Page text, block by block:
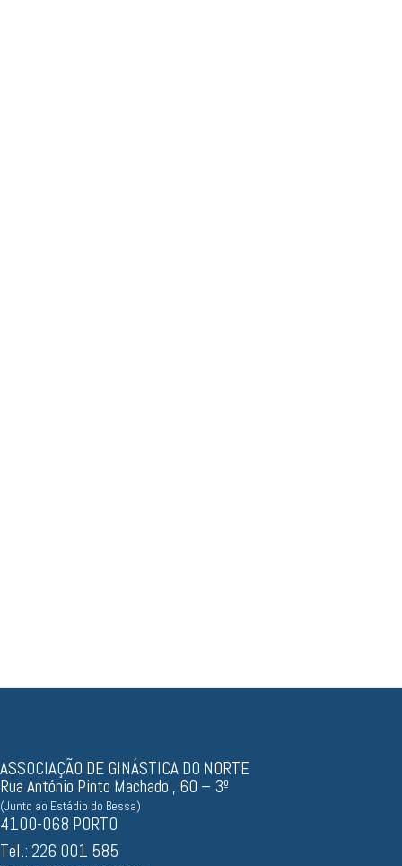
ASSOCIAÇÃO DE GINÁSTICA DO NORTE
Rua António Pinto Machado , 60 – 3º
(Junto ao Estádio do Bessa)
4100-068 PORTO
Tel.: 226 001 585